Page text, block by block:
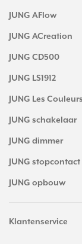
JUNG AFlow
JUNG ACreation
JUNG CD500
JUNG LS1912
JUNG Les
JUNG schakelaar
JUNG dimmer
JUNG stopcontact
JUNG opbouw
Klantenservice